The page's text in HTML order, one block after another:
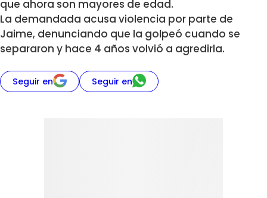
que ahora son mayores de edad.
La demandada acusa violencia por parte de
Jaime, denunciando que la golpeó cuando se
separaron y hace 4 años volvió a agredirla.
Seguir en Seguir en